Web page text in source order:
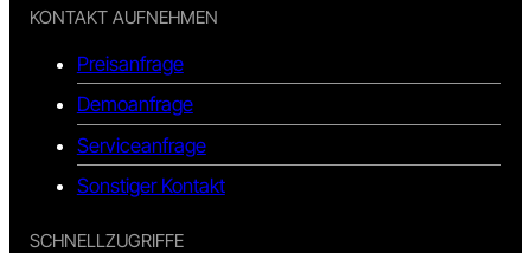
KONTAKT AUFNEHMEN
Preisanfrage
Demoanfrage
Serviceanfrage
Sonstiger Kontakt
SCHNELLZUGRIFFE